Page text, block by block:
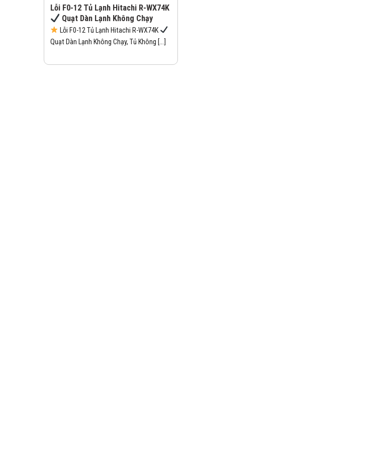
Lỗi F0-12 Tủ Lạnh Hitachi R-WX74K
Quạt Dàn Lạnh Không Chạy
Lỗi F0-12 Tủ Lạnh Hitachi R-WX74K
Quạt Dàn Lạnh Không Chạy, Tủ Không [...]